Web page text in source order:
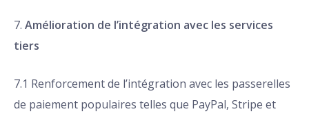
7. Amélioration de l’intégration avec les services
tiers
7.1 Renforcement de l’intégration avec les passerelles
de paiement populaires telles que PayPal, Stripe et